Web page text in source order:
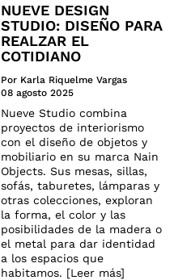
NUEVE DESIGN
STUDIO: DISEÑO PARA
REALZAR EL
COTIDIANO
Por Karla Riquelme Vargas
08 agosto 2025
Nueve Studio combina
proyectos de interiorismo
con el diseño de objetos y
mobiliario en su marca Nain
Objects. Sus mesas, sillas,
sofás, taburetes, lámparas y
otras colecciones, exploran
la forma, el color y las
posibilidades de la madera o
el metal para dar identidad
a los espacios que
habitamos. [Leer más]